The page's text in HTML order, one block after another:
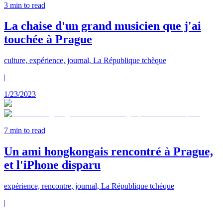
3 min to read
La chaise d'un grand musicien que j'ai
touchée à Prague
culture, expérience, journal, La République tchèque
|
1/23/2023
7 min to read
Un ami hongkongais rencontré à Prague,
et l'iPhone disparu
expérience, rencontre, journal, La République tchèque
|